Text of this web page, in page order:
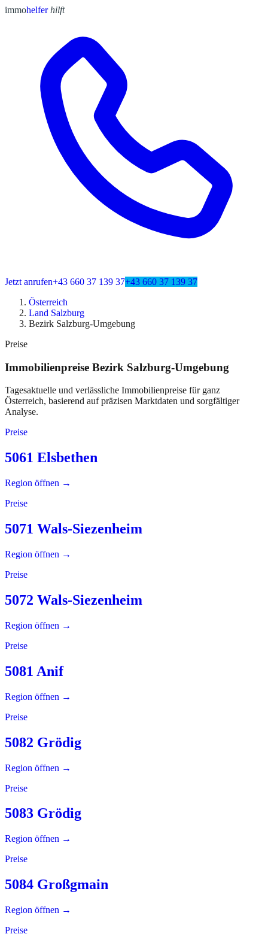
immohelfer hilft
Jetzt anrufen+43 660 37 139 37+43 660 37 139 37
Österreich
Land Salzburg
Bezirk Salzburg-Umgebung
Preise
Immobilienpreise Bezirk Salzburg-Umgebung
Tagesaktuelle und verlässliche Immobilienpreise für ganz
Österreich, basierend auf präzisen Marktdaten und sorgfältiger
Analyse.
Preise
5061 Elsbethen
Region öffnen →
Preise
5071 Wals-Siezenheim
Region öffnen →
Preise
5072 Wals-Siezenheim
Region öffnen →
Preise
5081 Anif
Region öffnen →
Preise
5082 Grödig
Region öffnen →
Preise
5083 Grödig
Region öffnen →
Preise
5084 Großgmain
Region öffnen →
Preise